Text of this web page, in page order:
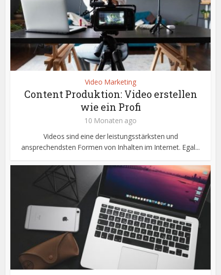
Video Marketing
Content Produktion: Video erstellen
wie ein Profi
10 Monaten ago
Videos sind eine der leistungsstärksten und
ansprechendsten Formen von Inhalten im Internet. Egal...